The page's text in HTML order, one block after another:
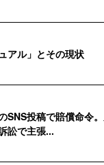
アル」とその現状
SNS投稿で賠償命令
訟で主張...